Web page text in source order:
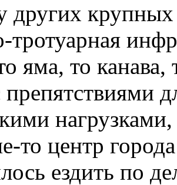
других
яма, то
препятствиями
то центр
ездить по